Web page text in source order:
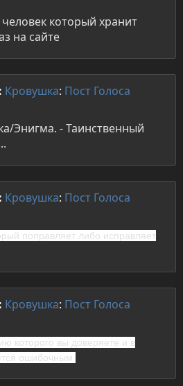
который хранит
на сайте
Кровушка: Пост Голоса
Энигма. - Таинственный
Кровушка: Пост Голоса
поправляет либо исправляет
Кровушка: Пост Голоса
которого вы доверяете и в
ошибочным